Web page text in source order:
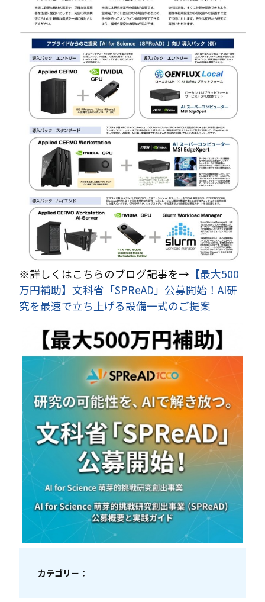
※詳しくはこちらのブログ記事を→ 【最大500
万円補助】文科省「SPReAD」公募開始！AI研
究を最速で立ち上げる設備一式のご提案
カテゴリー：